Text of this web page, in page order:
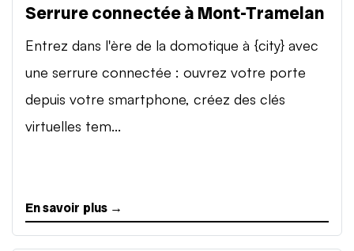
Serrure connectée à Mont-Tramelan
Entrez dans l'ère de la domotique à {city} avec
une serrure connectée : ouvrez votre porte
depuis votre smartphone, créez des clés
virtuelles tem...
En savoir plus →